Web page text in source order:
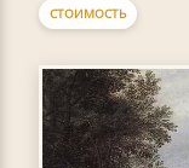
СТОИМОСТЬ